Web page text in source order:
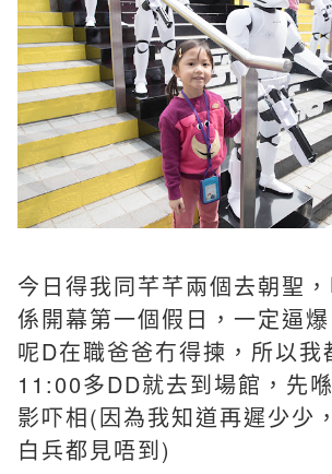
今日得我同芊芊兩個去朝聖
係開幕第一個假日，一定逼
呢D在職爸爸冇得揀，所以我
11:00多DD就去到場館，先
影吓相(因為我知道再遲少少
白兵都見唔到)